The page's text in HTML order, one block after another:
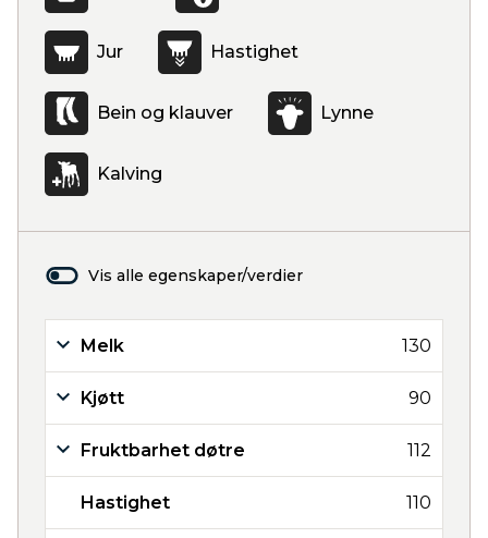
Jur Hastighet
Bein og klauver Lynne
Kalving
Vis alle egenskaper/verdier
Melk 130
Kjøtt 90
Fruktbarhet døtre 112
Hastighet 110